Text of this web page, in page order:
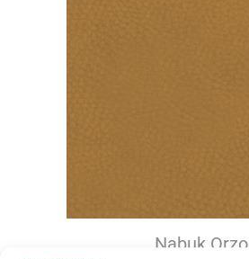
Nabuk Orzo